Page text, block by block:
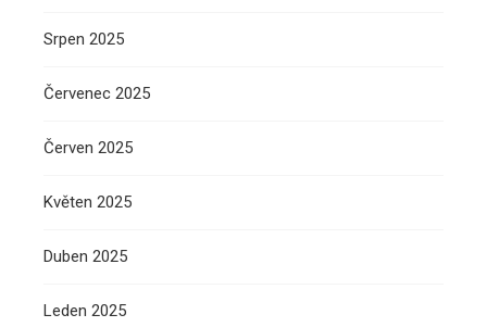
Srpen 2025
Červenec 2025
Červen 2025
Květen 2025
Duben 2025
Leden 2025